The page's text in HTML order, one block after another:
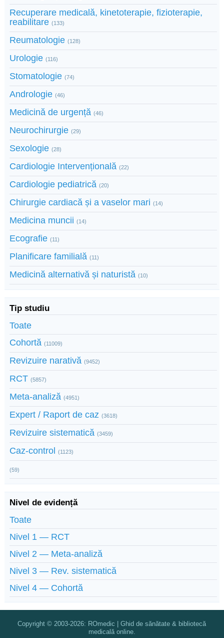
Recuperare medicală, kinetoterapie, fizioterapie,
reabilitare (133)
Reumatologie (128)
Urologie (116)
Stomatologie (74)
Andrologie (46)
Medicină de urgență (46)
Neurochirurgie (29)
Sexologie (28)
Cardiologie Intervențională (22)
Cardiologie pediatrică (20)
Chirurgie cardiacă și a vaselor mari (14)
Medicina muncii (14)
Ecografie (11)
Planificare familială (11)
Medicină alternativă și naturistă (10)
Tip studiu
Toate
Cohortă (11009)
Revizuire narativă (9452)
RCT (5857)
Meta-analiză (4951)
Expert / Raport de caz (3618)
Revizuire sistematică (3459)
Caz-control (1123)
(59)
Nivel de evidență
Toate
Nivel 1 — RCT
Nivel 2 — Meta-analiză
Nivel 3 — Rev. sistematică
Nivel 4 — Cohortă
Copyright © 2003-2026: ROmedic | Ghid de sănătate & bibliotecă
medicală online.